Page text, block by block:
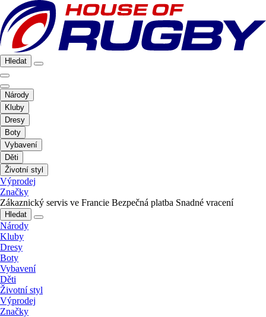
Hledat
Národy
Kluby
Dresy
Boty
Vybavení
Děti
Životní styl
Výprodej
Značky
Zákaznický servis ve Francie Bezpečná platba Snadné vracení
Hledat
Národy
Kluby
Dresy
Boty
Vybavení
Děti
Životní styl
Výprodej
Značky